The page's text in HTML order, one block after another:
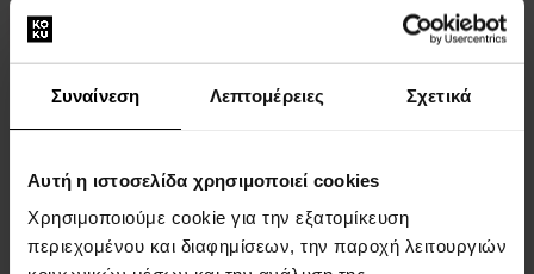
Συναίνεση Λεπτομέρειες Σχετικά
Αυτή η ιστοσελίδα χρησιμοποιεί cookies
Χρησιμοποιούμε cookie για την εξατομίκευση
περιεχομένου και διαφημίσεων, την παροχή λειτουργιών
Δράση
DIESEL DZ4323 - Ανδρικό
ΡΟΛΟΓΙΑ - Άνδρες
Άμεσα διαθέσιμο
DIESEL DZ4328 - Ανδρικό
ΡΟΛΟΓΙΑ - Άνδρες
Άμεσα διαθέσιμο